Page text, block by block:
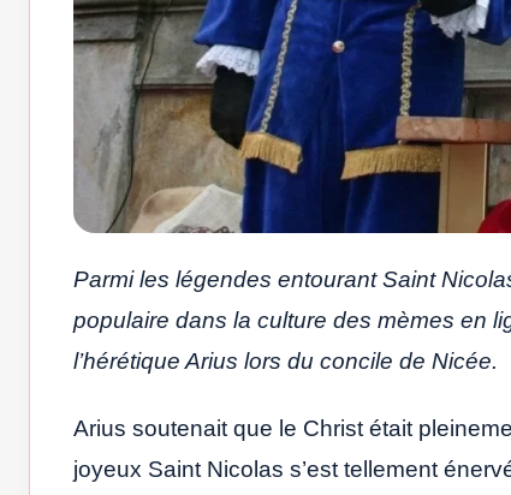
Parmi les légendes entourant Saint
populaire dans la culture des mèmes en
l’hérétique Arius lors du concile de Nicée.
Arius soutenait que le Christ était
joyeux Saint Nicolas s’est tellement